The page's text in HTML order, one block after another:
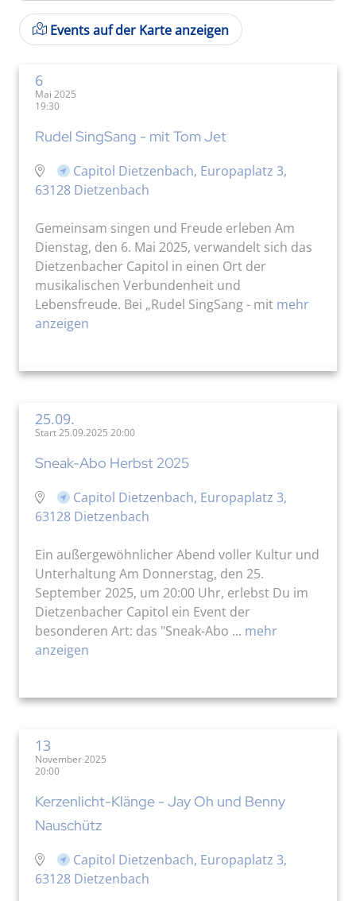
Events auf der Karte anzeigen
6
Mai 2025
19:30
Rudel SingSang - mit Tom Jet
Capitol Dietzenbach, Europaplatz 3,
63128 Dietzenbach
Gemeinsam singen und Freude erleben Am
Dienstag, den 6. Mai 2025, verwandelt sich das
Dietzenbacher Capitol in einen Ort der
musikalischen Verbundenheit und
Lebensfreude. Bei „Rudel SingSang - mit mehr
anzeigen
25.09.
Start 25.09.2025 20:00
Sneak-Abo Herbst 2025
Capitol Dietzenbach, Europaplatz 3,
63128 Dietzenbach
Ein außergewöhnlicher Abend voller Kultur und
Unterhaltung Am Donnerstag, den 25.
September 2025, um 20:00 Uhr, erlebst Du im
Dietzenbacher Capitol ein Event der
besonderen Art: das "Sneak-Abo ... mehr
anzeigen
13
November 2025
20:00
Kerzenlicht-Klänge - Jay Oh und Benny
Nauschütz
Capitol Dietzenbach, Europaplatz 3,
63128 Dietzenbach